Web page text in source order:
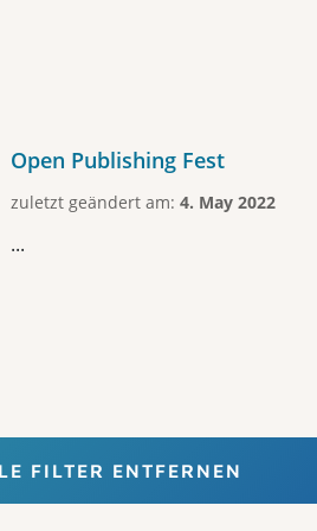
Open Publishing Fest
zuletzt geändert am: 4. May 2022
...
FILTER ENTFERNEN